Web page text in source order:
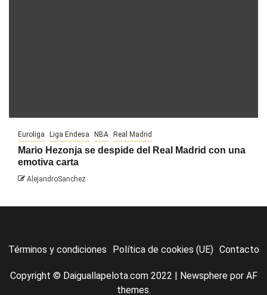
Euroliga Liga Endesa NBA Real Madrid
Mario Hezonja se despide del Real Madrid con una
emotiva carta
AlejandroSanchez
Términos y condiciones Política de cookies (UE) Contacto
Copyright © Daiguallapelota.com 2022 | Newspherepor AF
themes.